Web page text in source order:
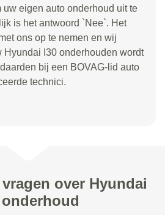
uw eigen auto onderhoud uit te
is het antwoord `Nee`. Het
ons op te nemen en wij
Hyundai I30 onderhouden wordt
bij een BOVAG-lid auto
technici.
over Hyundai
onderhoud